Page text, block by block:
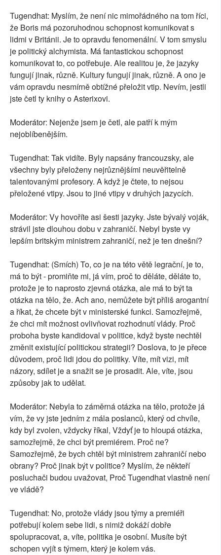
Tugendhat: Myslím, že není nic mimořádného na tom říci,
že Boris má pozoruhodnou schopnost komunikovat s
lidmi v Británii. Je to opravdu fenomenální. V tom smyslu
je politický alchymista. Má fantastickou schopnost
komunikovat to, co potřebuje. Ale realitou je, že jazyky
fungují jinak, různě. Kultury fungují jinak, různě. A ono je
vám opravdu nesmírně obtížné přeložit vtip. Nevím, jestli
jste četl ty knihy o Asterixovi.
Moderátor: Nejenže jsem je četl, ale patří k mým
nejoblíbenějším.
Tugendhat: Tak vidíte. Byly napsány francouzsky, ale
všechny byly přeloženy nejrůznějšími neuvěřitelně
talentovanými profesory. A když je čtete, to nejsou
přeložené vtipy. Jsou to jiné vtipy v druhých jazycích.
Moderátor: Vy hovoříte asi šesti jazyky. Jste bývalý voják,
strávil jste dlouhou dobu v zahraničí. Nebyl byste vy
lepším britským ministrem zahraničí, než je ten dnešní?
Tugendhat: (Smích) To, co je na této větě legrační, je to,
má to být - promiňte mi, já vím, proč to děláte, děláte to,
protože je to naprosto zjevná otázka, ale má to být ta
otázka na tělo, že. Ach ano, nemůžete být příliš arogantní
a říkat, že chcete být v ministerské funkci. Samozřejmě,
že chci mít možnost ovlivňovat rozhodnutí vlády. Proč
proboha byste kandidoval v politice, když byste nechtěl
změnit existující politickou strategii? Doslova, to je přece
důvodem, proč lidi jdou do politiky. Víte, mít vizi, mít
názory, sdílet je a snažit se je prosadit. Ale, víte, jsou
způsoby jak to udělat.
Moderátor: Nebyla to záměrná otázka na tělo, protože já
vím, že vy jste jedním z mála poslanců, který od chvíle,
kdy byl zvolen, vždycky říkal, Vždyť je to hloupá otázka,
samozřejmě, že chci být premiérem. Proč ne?
Samozřejmě, že bych chtěl být ministrem zahraničí nebo
obrany? Proč jinak být v politice? Myslím, že někteří
posluchači budou uvažovat, Proč Tugendhat vlastně není
ve vládě?
Tugendhat: No, protože vlády jsou týmy a premiéři
potřebují kolem sebe lidi, s nimiž dokáží dobře
spolupracovat, a, víte, politika je osobní. Musíte být
schopen vyjít s týmem, který je kolem vás.